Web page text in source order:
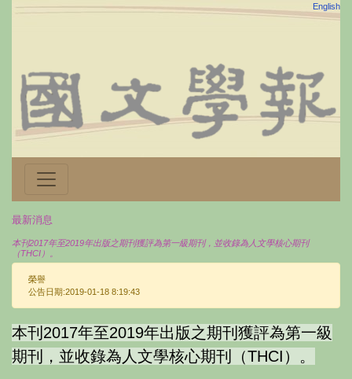
English
最新消息
本刊2017年至2019年出版之期刊獲評為第一級期刊，並收錄為人文學核心期刊
（THCI）。
榮譽
公告日期:2019-01-18 8:19:43
本刊2017年至2019年出版之期刊獲評為第一級
期刊，並收錄為人文學核心期刊（THCI）。